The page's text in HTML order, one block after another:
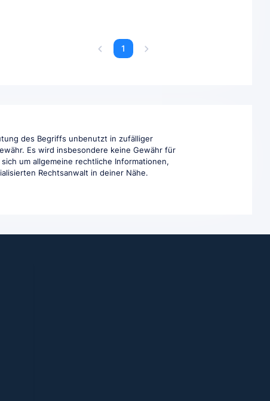
1
des Begriffs unbenutzt in zufälliger
Es wird insbesondere keine Gewähr für
um allgemeine rechtliche Informationen,
Rechtsanwalt in deiner Nähe.